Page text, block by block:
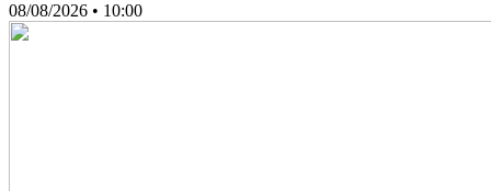
08/08/2026 • 10:00